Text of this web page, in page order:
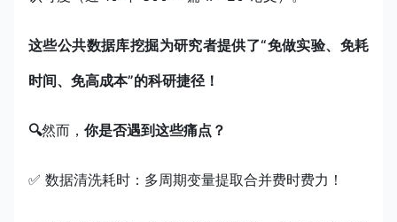
这些公共数据库挖掘为研究者提供了“免做实验、免耗
时间、免高成本”的科研捷径！
🔍然而， 你是否遇到这些痛点？
✅ 数据清洗耗时：多周期变量提取合并费时费力！